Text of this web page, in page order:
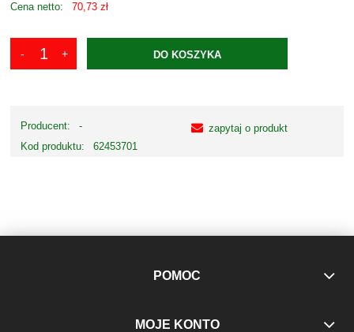
Cena netto: 70,73 zł
DO KOSZYKA
Producent:
-
Kod produktu:
62453701
zapytaj o produkt
POMOC
MOJE KONTO